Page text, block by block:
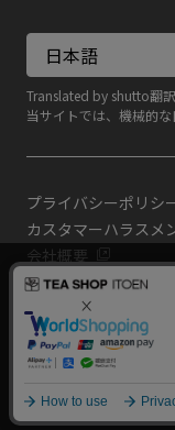
Translated by shutto翻訳
当サイトでは、機械的な
プライバシーポリシ
カスタマーハラスメ
会社概要
共通規約
よくある質問（共通）
Copyright
当サイトでは利用体
ラフィックの分析を
サイトの閲覧を継続
いたします。
詳細については